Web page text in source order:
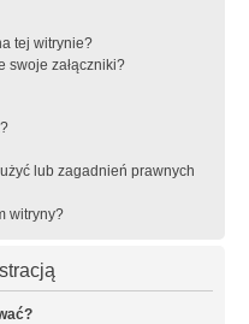
tej witrynie?
swoje załączniki?
lub zagadnień prawnych
witryny?